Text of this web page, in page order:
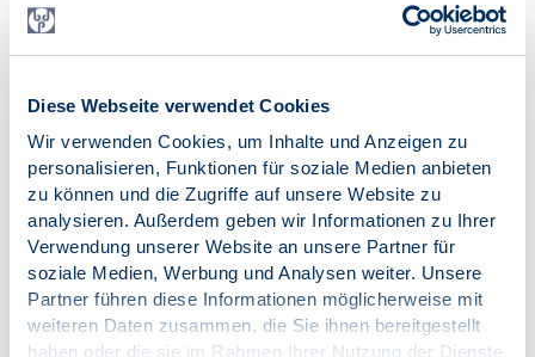
Diese Webseite verwendet Cookies
Wir verwenden Cookies, um Inhalte und Anzeigen zu
personalisieren, Funktionen für soziale Medien anbieten
zu können und die Zugriffe auf unsere Website zu
analysieren. Außerdem geben wir Informationen zu Ihrer
Verwendung unserer Website an unsere Partner für
soziale Medien, Werbung und Analysen weiter. Unsere
Partner führen diese Informationen möglicherweise mit
weiteren Daten zusammen, die Sie ihnen bereitgestellt
haben oder die sie im Rahmen Ihrer Nutzung der Dienste
religionspsychologie-ak-2018-04_nte.pdf
[205 KB]
religionspsychologie-ak-prot62-2018.pdf[371 KB]
religionspsychologie-bhakti-marga-bdp.pdf
Veröffentlicht am:
19.04.2018
Kategorien:
Präsenz
News
SK GUP